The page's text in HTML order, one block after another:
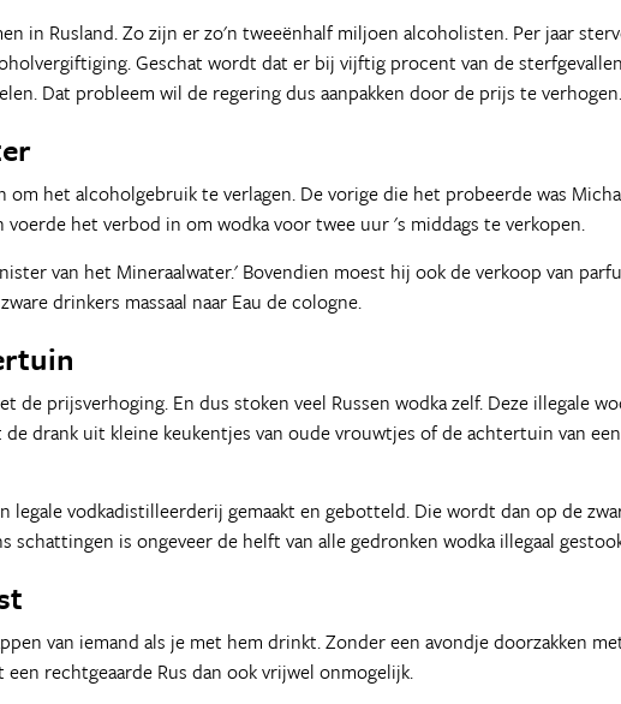
in Rusland. Zo zijn er zo'n tweeënhalf miljoen alcoholisten. Per jaar
Geschat wordt dat er bij vijftig procent van de sterfgevallen
Dat probleem wil de regering dus aanpakken door de prijs te verhogen.
om het alcoholgebruik te verlagen. De vorige die het probeerde was
het verbod in om wodka voor twee uur 's middags te verkopen.
van het Mineraalwater.' Bovendien moest hij ook de verkoop van
drinkers massaal naar Eau de cologne.
de prijsverhoging. En dus stoken veel Russen wodka zelf. Deze illegale
drank uit kleine keukentjes van oude vrouwtjes of de achtertuin van een
legale vodkadistilleerderij gemaakt en gebotteld. Die wordt dan op de
schattingen is ongeveer de helft van alle gedronken wodka illegaal
van iemand als je met hem drinkt. Zonder een avondje doorzakken
rechtgeaarde Rus dan ook vrijwel onmogelijk.